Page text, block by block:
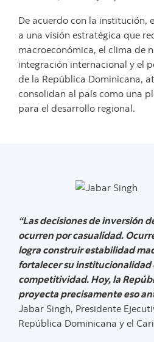
De acuerdo con la institución,
a una visión estratégica que
macroeconómica, el clima de
integración internacional y el
de la República Dominicana,
consolidan al país como una
para el desarrollo regional.
“Las decisiones de inversión
ocurren por casualidad.
logra construir estabilidad
fortalecer su institucionalidad
competitividad. Hoy, la
proyecta precisamente eso
Jabar Singh, Presidente
República Dominicana y el